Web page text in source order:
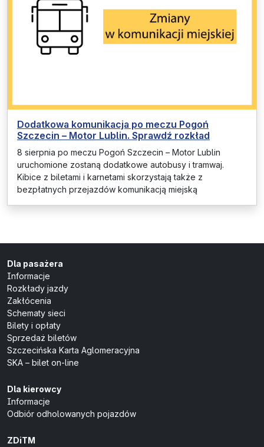
Dodatkowa komunikacja po meczu Pogoń
Szczecin – Motor Lublin. Sprawdź rozkład
8 sierpnia po meczu Pogoń Szczecin – Motor Lublin
uruchomione zostaną dodatkowe autobusy i tramwaj.
Kibice z biletami i karnetami skorzystają także z
bezpłatnych przejazdów komunikacją miejską
Dla pasażera
Informacje
Rozkłady jazdy
Zakłócenia
Schematy sieci
Bilety i opłaty
Sprzedaż biletów
Szczecińska Karta Aglomeracyjna
SKA – bilet on-line
Dla kierowcy
Informacje
Odbiór odholowanych pojazdów
ZDiTM